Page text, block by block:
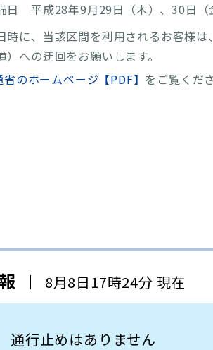
日 平成28年9月29日（木）、30日（
時に、当該区間を利用されるお客様
）への迂回をお願いします。
のホームページ【PDF】 をご覧くだ
8月8日17時24分 現在
通行止めはありません